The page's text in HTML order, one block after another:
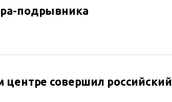
подрывника
центре совершил российский